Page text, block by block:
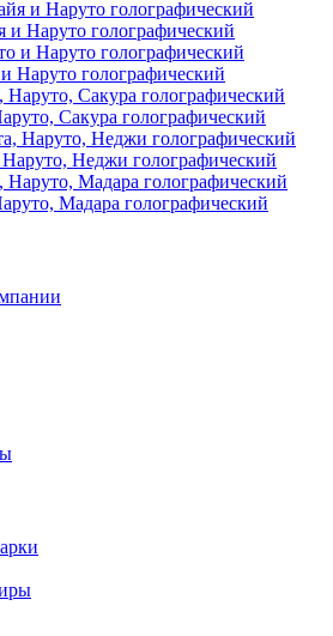
Наруто голографический
Наруто голографический
Сакура голографический
Неджи голографический
Мадара голографический